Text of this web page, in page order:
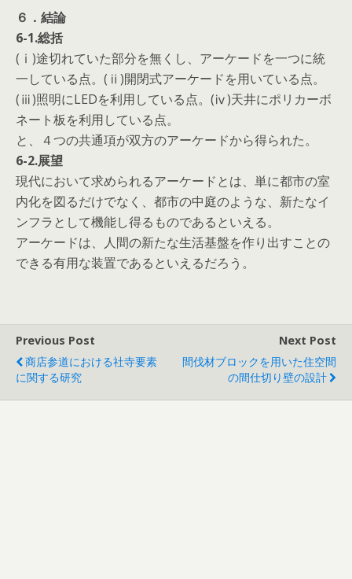
６．結論
6-1.総括
(ⅰ)途切れていた部分を無くし、アーケードを一つに統
一している点。(ⅱ)開閉式アーケードを用いている点。
(ⅲ)照明にLEDを利用している点。(ⅳ)天井にポリカーボ
ネート板を利用している点。
と、４つの共通項が双方のアーケードから得られた。
6-2.展望
現代において求められるアーケードとは、単に都市の室
内化を図るだけでなく、都市の中庭のような、新たなイ
ンフラとして機能し得るものであるといえる。
アーケードは、人間の新たな生活基盤を作り出すことの
できる有用な装置であるといえるだろう。
Previous Post
商店参道における社寺要素
に関する研究
Next Post
間伐材ブロックを用いた住空間
の間仕切り壁の設計